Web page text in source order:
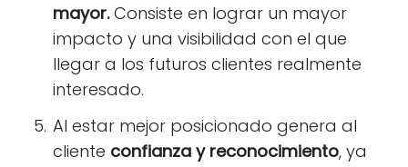
mayor.Consiste en lograr un mayor
impacto y una visibilidad con el que
llegar a los futuros clientes realmente
interesado.
Al estar mejor posicionado genera al
cliente confianza y reconocimiento, ya